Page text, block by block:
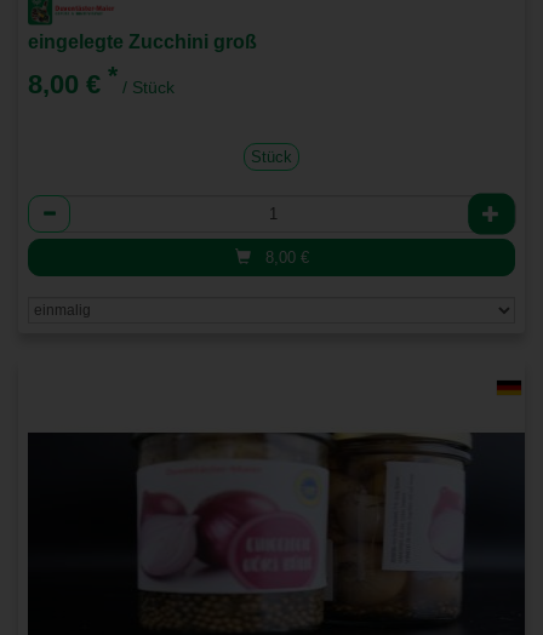
eingelegte Zucchini groß
8,00 € * / Stück
Stück
Anzahl
8,00 €